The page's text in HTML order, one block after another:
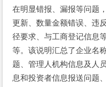
在明显错报、漏报等问题
更新、数量金额错误、违
径要求、与工商登记信息
等。该说明汇总了企业名
题、管理人机构信息及人
息和投资者信息报送问题